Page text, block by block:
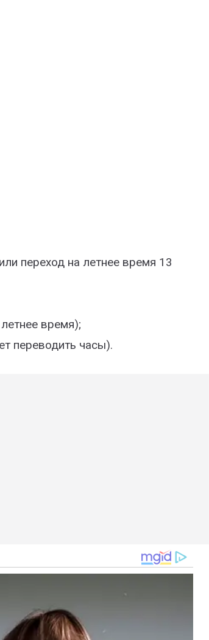
переход на летнее время 13
время);
переводить часы).